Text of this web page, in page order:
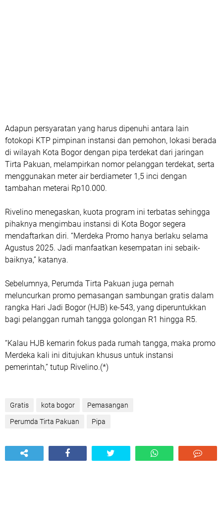
Adapun persyaratan yang harus dipenuhi antara lain
fotokopi KTP pimpinan instansi dan pemohon, lokasi berada
di wilayah Kota Bogor dengan pipa terdekat dari jaringan
Tirta Pakuan, melampirkan nomor pelanggan terdekat, serta
menggunakan meter air berdiameter 1,5 inci dengan
tambahan meterai Rp10.000.
Rivelino menegaskan, kuota program ini terbatas sehingga
pihaknya mengimbau instansi di Kota Bogor segera
mendaftarkan diri. “Merdeka Promo hanya berlaku selama
Agustus 2025. Jadi manfaatkan kesempatan ini sebaik-
baiknya,” katanya.
Sebelumnya, Perumda Tirta Pakuan juga pernah
meluncurkan promo pemasangan sambungan gratis dalam
rangka Hari Jadi Bogor (HJB) ke-543, yang diperuntukkan
bagi pelanggan rumah tangga golongan R1 hingga R5.
“Kalau HJB kemarin fokus pada rumah tangga, maka promo
Merdeka kali ini ditujukan khusus untuk instansi
pemerintah,” tutup Rivelino.(*)
Gratis kota bogor Pemasangan
Perumda Tirta Pakuan Pipa